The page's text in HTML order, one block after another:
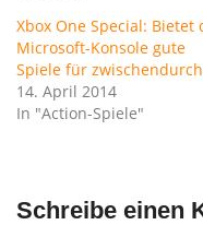
Xbox One Special: Bietet
Microsoft-Konsole gute
Spiele für
14. April 2014
In "Action-Spiele"
Schreibe einen